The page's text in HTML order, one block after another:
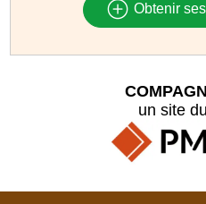
Obtenir
un site